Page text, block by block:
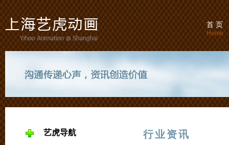
首 页
Home
艺虎导航 行业资讯